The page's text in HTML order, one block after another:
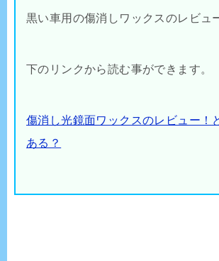
黒い車用の傷消しワックスのレビュ
下のリンクから読む事ができます。
傷消し光鏡面ワックスのレビュー！
ある？